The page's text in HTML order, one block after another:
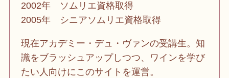
2002年 ソムリエ資格取得
2005年 シニアソムリエ資格取得
現在アカデミー・デュ・ヴァンの受講生。知
識をブラッシュアップしつつ、ワインを学び
たい人向けにこのサイトを運営。